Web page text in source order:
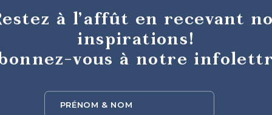
à l’affût en recevant
inspirations!
vous à notre